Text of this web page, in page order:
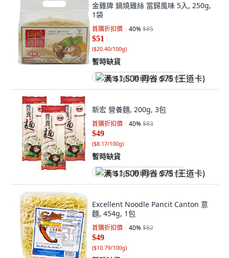
金雞牌 鍋燒雞絲 當歸風味 5入, 250g,
1袋
首購折扣價 40%$85
$51
($20.40/100g)
暫時缺貨
满 $1,500 再省 $75 (王道卡)
新宏 營養麵, 200g, 3包
首購折扣價 40%$83
$49
($8.17/100g)
暫時缺貨
满 $1,500 再省 $75 (王道卡)
Excellent Noodle Pancit Canton 意
麵, 454g, 1包
首購折扣價 40%$82
$49
($10.79/100g)